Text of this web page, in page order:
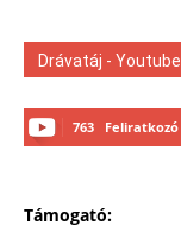
Drávatáj - Youtube
763 Feliratkozó
Támogató: